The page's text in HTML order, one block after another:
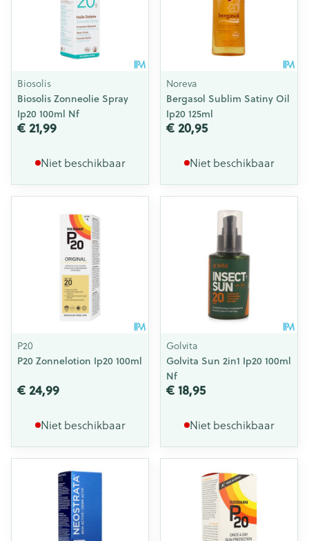
Biosolis
Biosolis Zonneolie Spray
Ip20 100ml Nf
€ 21,99
Niet beschikbaar
Noreva
Bergasol Sublim Satiny Oil
Ip20 125ml
€ 20,95
Niet beschikbaar
P20
P20 Zonnelotion Ip20 100ml
€ 24,99
Niet beschikbaar
Golvita
Golvita Sun 2in1 Ip20 100ml
Nf
€ 18,95
Niet beschikbaar